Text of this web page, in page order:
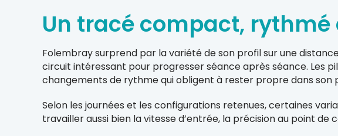
Un tracé compact,
Folembray surprend par la variété de son profil sur une
circuit intéressant pour progresser séance après séance. Les
changements de rythme qui obligent à rester propre dans son
Selon les journées et les configurations retenues, certaines
travailler aussi bien la vitesse d’entrée, la précision au point de